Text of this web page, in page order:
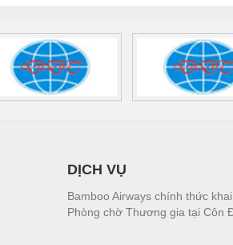
DỊCH VỤ
Bamboo Airways chính thức
Phòng chờ Thương gia tại Côn